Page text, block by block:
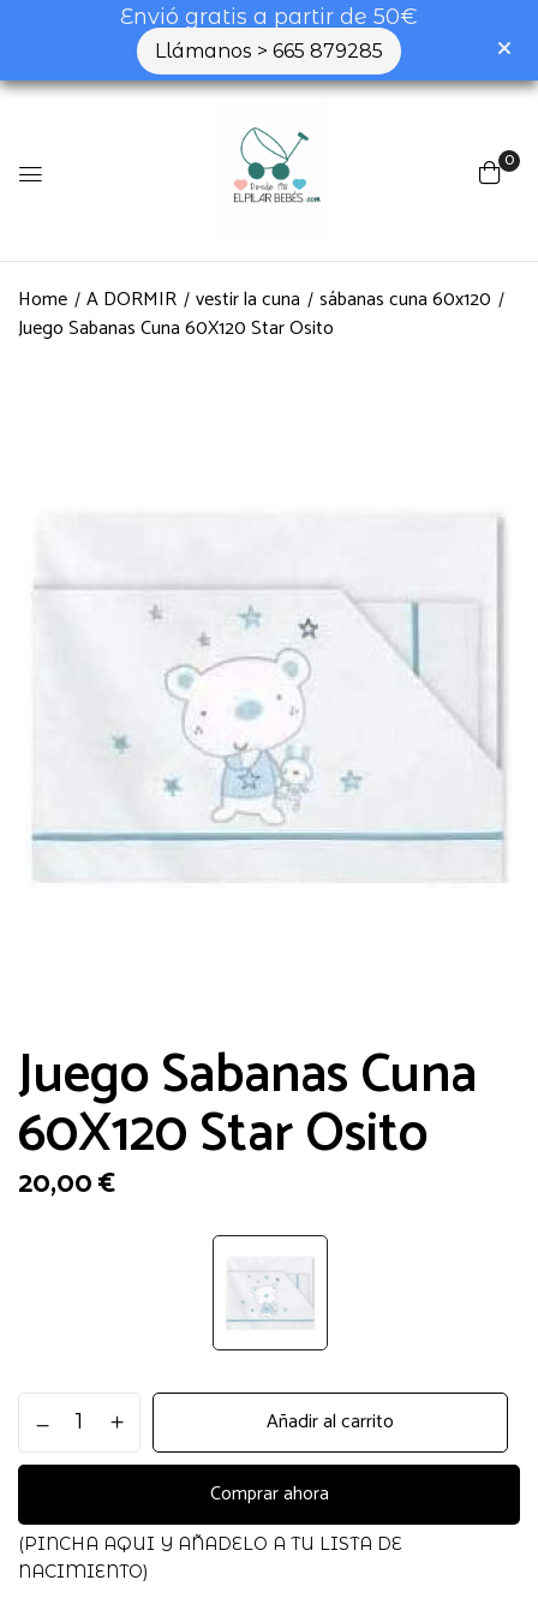
Envió gratis a partir de 50€
Llámanos > 665 879285
0
Home A DORMIR vestir la cuna
sábanas cuna 60x120
Juego Sabanas Cuna 60X120 Star Osito
Juego Sabanas Cuna
60X120 Star Osito
20,00€
Sabanas
Cuna
Star
Osito
cantidad
Añadir al carrito
Comprar ahora
(PINCHA AQUI Y AÑADELO A TU LISTA DE
NACIMIENTO)
Sabanas Cuna 60X120 Star Osito”
Tu valoración
web en este navegador para la próxima